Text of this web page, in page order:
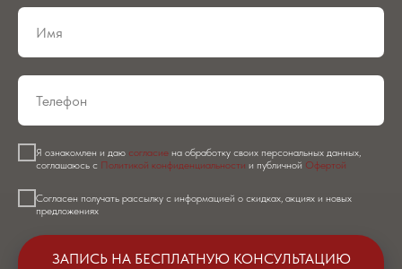
Я ознакомлен и даю согласие на обработку своих персональных данных,
соглашаюсь с Политикой конфиденциальности и публичной Офертой
Согласен получать рассылку с информацией о скидках, акциях и новых
предложениях
ЗАПИСЬ НА БЕСПЛАТНУЮ КОНСУЛЬТАЦИЮ